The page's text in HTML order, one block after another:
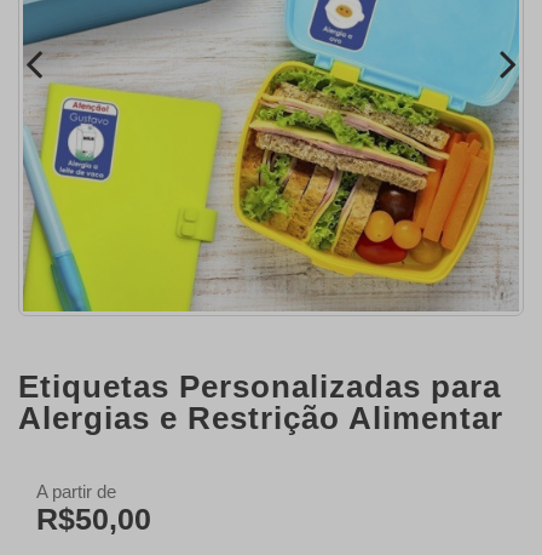
Etiquetas Personalizadas para
Alergias e Restrição Alimentar
A partir de
R$50,00